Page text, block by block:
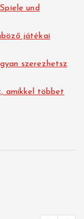
und
játékai
szerezhetsz
amikkel többet